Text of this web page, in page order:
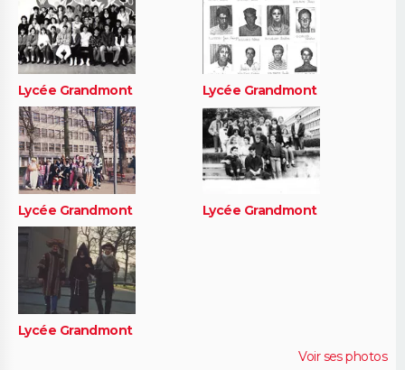
Lycée Grandmont Lycée Grandmont
Lycée Grandmont Lycée Grandmont
Lycée Grandmont
Voir ses photos